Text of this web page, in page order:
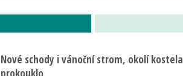
Nové schody i vánoční strom, okolí kostela